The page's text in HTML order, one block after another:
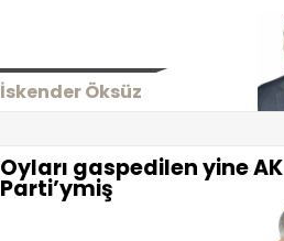
İskender Öksüz
Oyları gaspedilen yine AK
Parti’ymiş